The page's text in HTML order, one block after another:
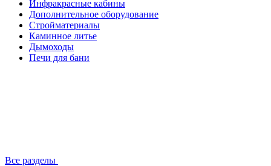
Инфракрасные кабины
Дополнительное оборудование
Стройматериалы
Каминное литье
Дымоходы
Печи для бани
Все разделы